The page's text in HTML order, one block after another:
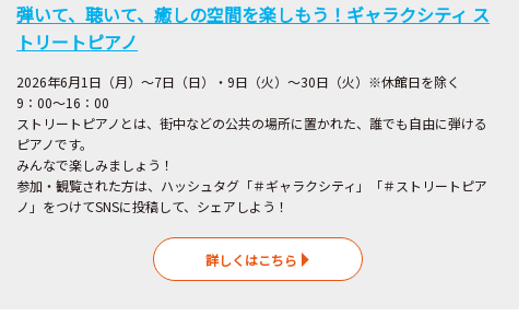
弾いて、聴いて、癒しの空間を楽しもう！ギャラクシティ ス
トリートピアノ
2026年6月1日（月）～7日（日）・9日（火）～30日 （火）※休館日を除く
9：00～16：00
ストリートピアノとは、街中などの公共の場所に置かれた、誰でも自由に弾ける
ピアノです。
みんなで楽しみましょう！
参加・観覧された方は、ハッシュタグ「＃ギャラクシティ」「＃ストリートピア
ノ」をつけてSNSに投稿して、シェアしよう！
詳しくはこちら